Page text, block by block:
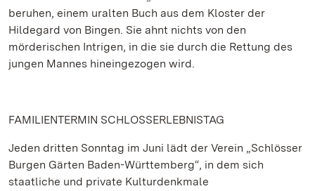
beruhen, einem uralten Buch aus dem Kloster der
Hildegard von Bingen. Sie ahnt nichts von den
mörderischen Intrigen, in die sie durch die Rettung des
jungen Mannes hineingezogen wird.
FAMILIENTERMIN SCHLOSSERLEBNISTAG
Jeden dritten Sonntag im Juni lädt der Verein „Schlösser
Burgen Gärten Baden-Württemberg“, in dem sich
staatliche und private Kulturdenkmale